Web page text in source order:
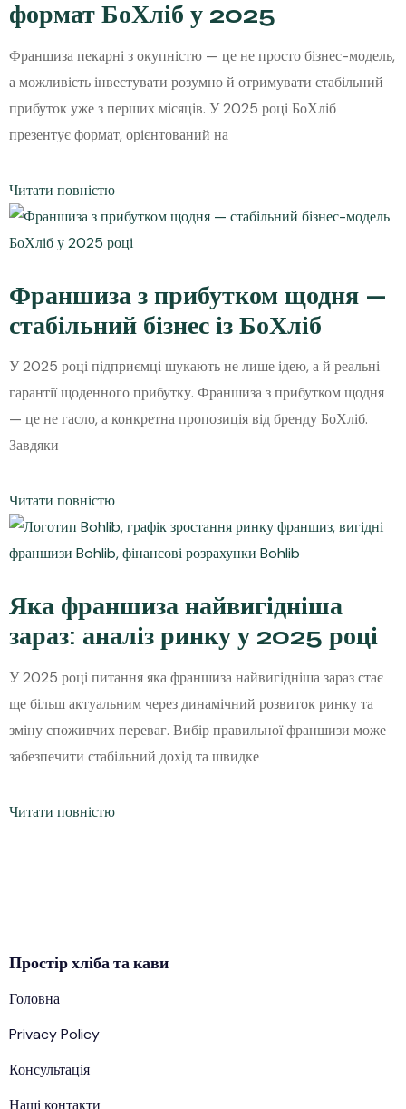
формат БоХліб у 2025
Франшиза пекарні з окупністю — це не просто бізнес-модель,
а можливість інвестувати розумно й отримувати стабільний
прибуток уже з перших місяців. У 2025 році БоХліб
презентує формат, орієнтований на
Читати повністю
Франшиза з прибутком щодня —
стабільний бізнес із БоХліб
У 2025 році підприємці шукають не лише ідею, а й реальні
гарантії щоденного прибутку. Франшиза з прибутком щодня
— це не гасло, а конкретна пропозиція від бренду БоХліб.
Завдяки
Читати повністю
Яка франшиза найвигідніша
зараз: аналіз ринку у 2025 році
У 2025 році питання яка франшиза найвигідніша зараз стає
ще більш актуальним через динамічний розвиток ринку та
зміну споживчих переваг. Вибір правильної франшизи може
забезпечити стабільний дохід та швидке
Читати повністю
Простірхлібата кави
Головна
Privacy Policy
Консультація
Наші контакти